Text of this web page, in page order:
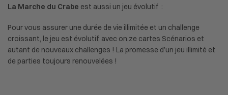
La Marche du Crabe est aussi un jeu évolutif :
Pour vous assurer une durée de vie illimitée et un challenge
croissant, le jeu est évolutif, avec on,ze cartes Scénarios et
autant de nouveaux challenges ! La promesse d’un jeu illimité et
de parties toujours renouvelées !